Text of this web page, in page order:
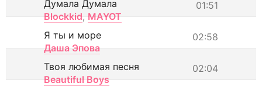
01:51
Думала Думала
Blockkid, MAYOT
02:58
Я ты и море
Даша Эпова
02:04
Твоя любимая песня
Beautiful Boys